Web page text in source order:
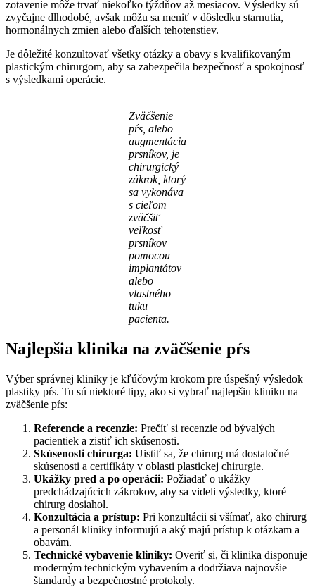
zotavenie môže trvať niekoľko týždňov až mesiacov. Výsledky sú
zvyčajne dlhodobé, avšak môžu sa meniť v dôsledku starnutia,
hormonálnych zmien alebo ďalších tehotenstiev.
Je dôležité konzultovať všetky otázky a obavy s kvalifikovaným
plastickým chirurgom, aby sa zabezpečila bezpečnosť a spokojnosť
s výsledkami operácie.
Zväčšenie
pŕs, alebo
augmentácia
prsníkov, je
chirurgický
zákrok, ktorý
sa vykonáva
s cieľom
zväčšiť
veľkosť
prsníkov
pomocou
implantátov
alebo
vlastného
tuku
pacienta.
Najlepšia klinika na zväčšenie pŕs
Výber správnej kliniky je kľúčovým krokom pre úspešný výsledok
plastiky pŕs. Tu sú niektoré tipy, ako si vybrať najlepšiu kliniku na
zväčšenie pŕs:
Referencie a recenzie: Prečíť si recenzie od bývalých
pacientiek a zistiť ich skúsenosti.
Skúsenosti chirurga: Uistiť sa, že chirurg má dostatočné
skúsenosti a certifikáty v oblasti plastickej chirurgie.
Ukážky pred a po operácii: Požiadať o ukážky
predchádzajúcich zákrokov, aby sa videli výsledky, ktoré
chirurg dosiahol.
Konzultácia a prístup: Pri konzultácii si všímať, ako chirurg
a personál kliniky informujú a aký majú prístup k otázkam a
obavám.
Technické vybavenie kliniky: Overiť si, či klinika disponuje
moderným technickým vybavením a dodržiava najnovšie
štandardy a bezpečnostné protokoly.